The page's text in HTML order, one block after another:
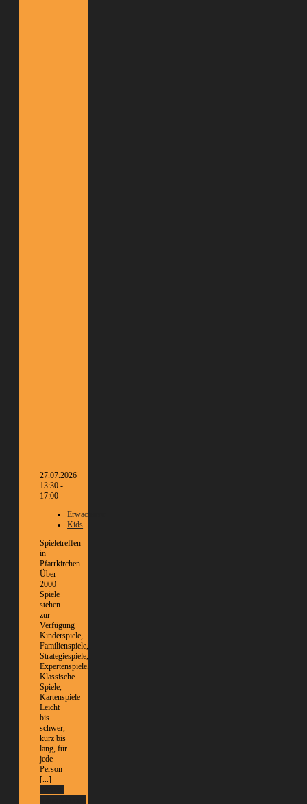
27.07.2026
13:30 -
17:00
Erwachsene
Kids
Spieletreffen
in
Pfarrkirchen
Über
2000
Spiele
stehen
zur
Verfügung
Kinderspiele,
Familienspiele,
Strategiespiele,
Expertenspiele,
Klassische
Spiele,
Kartenspiele
Leicht
bis
schwer,
kurz bis
lang, für
jede
Person
[...]